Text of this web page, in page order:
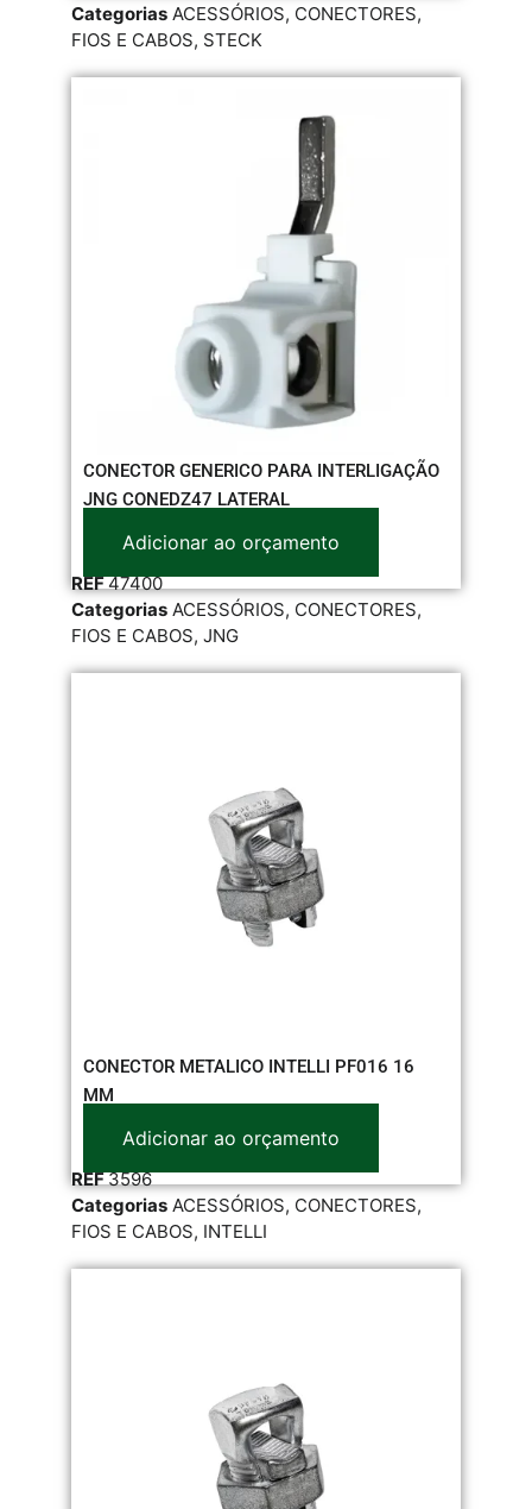
Categorias ACESSÓRIOS, CONECTORES,
FIOS E CABOS, STECK
CONECTOR GENERICO PARA INTERLIGAÇÃO
JNG CONEDZ47 LATERAL
Adicionar ao orçamento
REF47400
Categorias ACESSÓRIOS, CONECTORES,
FIOS E CABOS, JNG
CONECTOR METALICO INTELLI PF016 16
MM
Adicionar ao orçamento
REF3596
Categorias ACESSÓRIOS, CONECTORES,
FIOS E CABOS, INTELLI